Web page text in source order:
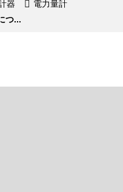
器
電力量計
つ...